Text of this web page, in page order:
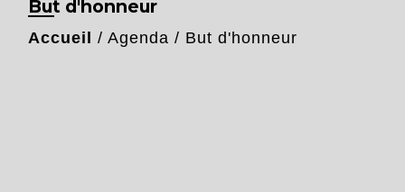
But d'honneur
Accueil / Agenda / But d'honneur